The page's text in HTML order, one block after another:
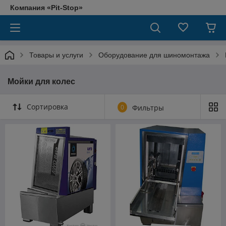
Компания «Pit-Stop»
Товары и услуги Оборудование для шиномонтажа
Мойки для колес
Сортировка 0 Фильтры